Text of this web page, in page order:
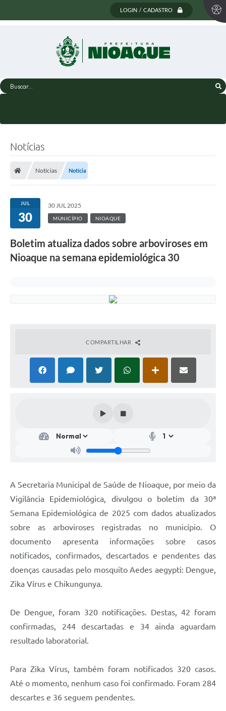
LOGIN / CADASTRO
Buscar...
Notícias
Notícias Notícia
JUL
30
30 JUL 2025
MUNICÍPIO NIOAQUE
Boletim atualiza dados sobre arboviroses em
Nioaque na semana epidemiológica 30
COMPARTILHAR
A Secretaria Municipal de Saúde de Nioaque, por meio da
Vigilância Epidemiológica, divulgou o boletim da 30ª
Semana Epidemiológica de 2025 com dados atualizados
sobre as arboviroses registradas no município. O
documento apresenta informações sobre casos
notificados, confirmados, descartados e pendentes das
doenças causadas pelo mosquito Aedes aegypti: Dengue,
Zika Vírus e Chikungunya.
De Dengue, foram 320 notificações. Destas, 42 foram
confirmadas, 244 descartadas e 34 ainda aguardam
resultado laboratorial.
Para Zika Vírus, também foram notificados 320 casos.
Até o momento, nenhum caso foi confirmado. Foram 284
descartes e 36 seguem pendentes.